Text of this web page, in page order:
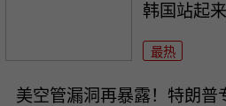
韩国站起来
最热
美空管漏洞再暴露！特朗普